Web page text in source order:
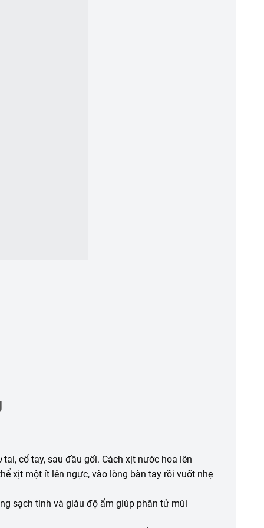
tai, cổ tay, sau đầu gối. Cách xịt nước hoa lên
xịt một ít lên ngực, vào lòng bàn tay rồi vuốt nhẹ
sạch tinh và giàu độ ẩm giúp phân tử mùi